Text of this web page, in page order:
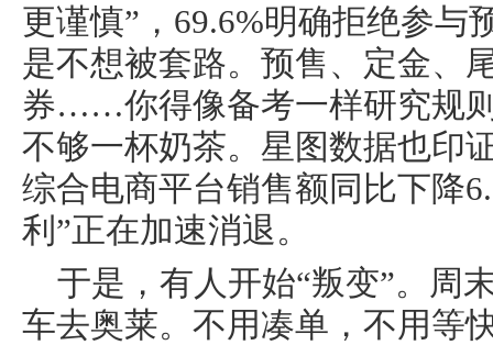
更谨慎”，69.6%明确拒绝参
是不想被套路。预售、定金、
券……你得像备考一样研究规
不够一杯奶茶。星图数据也印
综合电商平台销售额同比下降
利”正在加速消退。
于是，有人开始“叛变”。周
车去奥莱。不用凑单，不用等